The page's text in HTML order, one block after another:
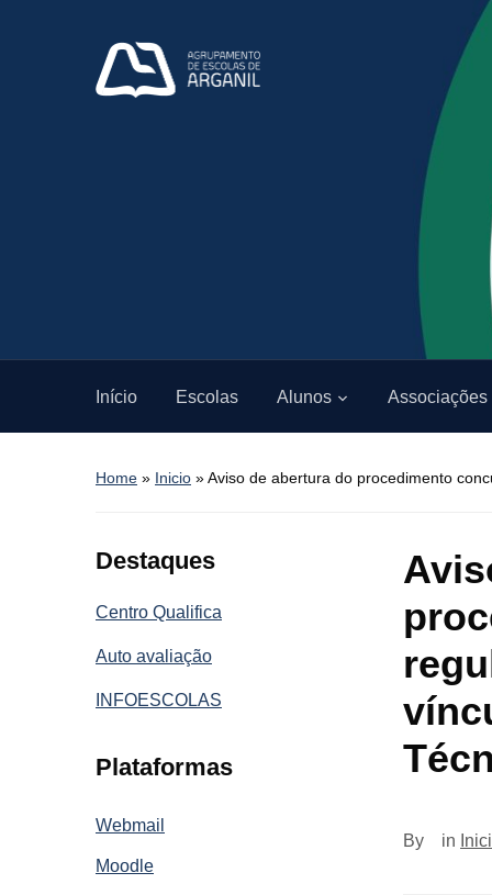
Início Escolas Alunos Associações
Home » Inicio »Aviso de abertura do procedimento
Destaques
Centro Qualifica
Auto avaliação
INFOESCOLAS
Plataformas
Webmail
Moodle
By in